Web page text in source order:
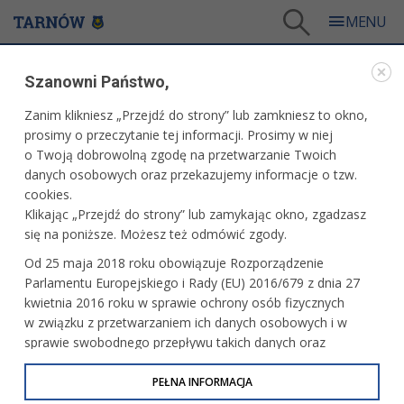
Tarnowska Liga Mistrzów – Wojtek Klich
WARTO PRZECZYTAĆ
TARNOWSKA LIGA MISTRZÓW – WOJTEK KLICH
10.06.2026, 11:04 Redakcja tarnow.pl
Za niespełna trzy tygodnie, w poniedziałek, 29 czerwca, do
tarnowskiej „Drużyny Mistrzów” dołączy Wojtek Klich.
Odbywające się w ramach Tarnowskiej Ligi Mistrzów
spotkanie z jedną najbardziej rozpoznawalnych postaci
tarnowskiej sceny muzycznej rozpocznie się o godz. 18
w Czytelni Czasopism Miejskiej Biblioteki Publicznej przy ul.
Krakowskiej 4.
Szanowni Państwo,
Zanim klikniesz „Przejdź do strony” lub zamkniesz to okno,
prosimy o przeczytanie tej informacji. Prosimy w niej
o Twoją dobrowolną zgodę na przetwarzanie Twoich
danych osobowych oraz przekazujemy informacje o tzw.
cookies.
Klikając „Przejdź do strony” lub zamykając okno, zgadzasz
się na poniższe. Możesz też odmówić zgody.
Od 25 maja 2018 roku obowiązuje Rozporządzenie
Parlamentu Europejskiego i Rady (EU) 2016/679 z dnia 27
kwietnia 2016 roku w sprawie ochrony osób fizycznych
w związku z przetwarzaniem ich danych osobowych i w
sprawie swobodnego przepływu takich danych oraz
uchylenia dyrektywy 95/46/WE (określane jako RODO, GDPR
lub Ogólne Rozporządzenie o Ochronie Danych
PEŁNA INFORMACJA